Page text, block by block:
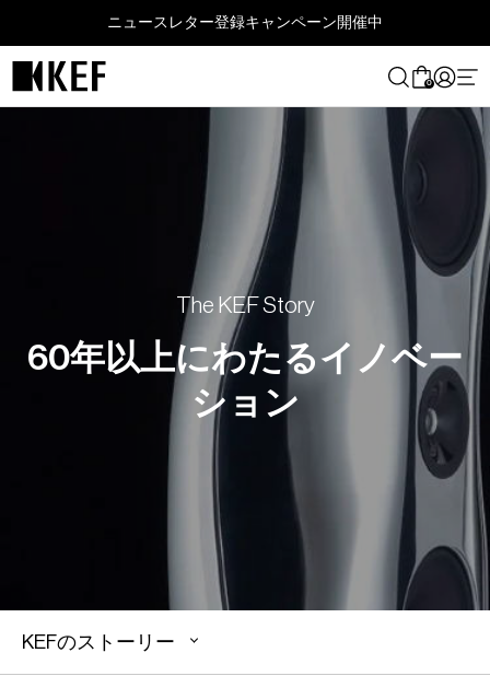
テ
ツ
ニュースレター登録キャンペーン開催中
0
The KEF Story
60年以上にわたるイノベー
ション
KEFのストーリー